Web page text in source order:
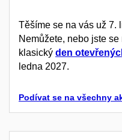
Těšíme se na vás už 7.
Nemůžete, nebo jste
klasický den
ledna 2027.
Podívat se na všechny